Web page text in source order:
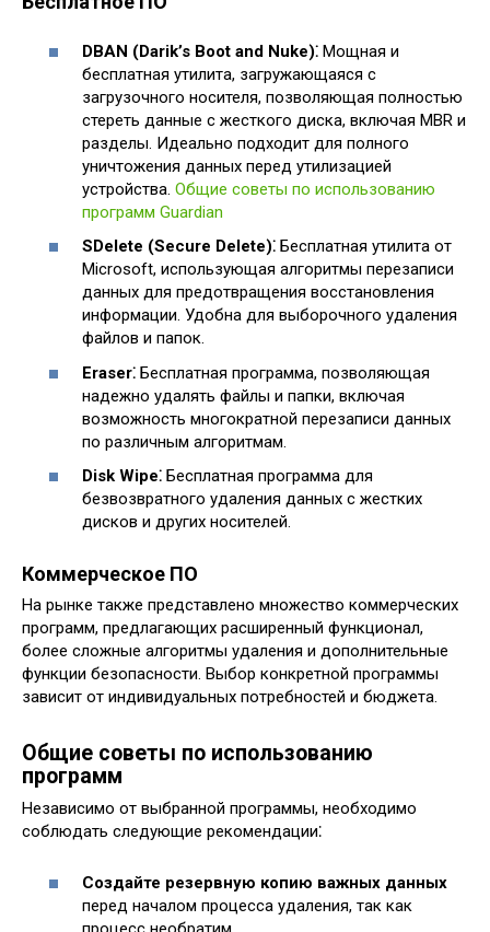
DBAN (Darik’s Boot and Nuke)⁚ Мощная и
бесплатная утилита, загружающаяся с
загрузочного носителя, позволяющая полностью
стереть данные с жесткого диска, включая MBR и
разделы. Идеально подходит для полного
уничтожения данных перед утилизацией
устройства. Общие советы по использованию
программ Guardian
SDelete (Secure Delete)⁚ Бесплатная утилита от
Microsoft, использующая алгоритмы перезаписи
данных для предотвращения восстановления
информации. Удобна для выборочного удаления
файлов и папок.
Eraser⁚ Бесплатная программа, позволяющая
надежно удалять файлы и папки, включая
возможность многократной перезаписи данных
по различным алгоритмам.
Disk Wipe⁚ Бесплатная программа для
безвозвратного удаления данных с жестких
дисков и других носителей.
Коммерческое ПО
На рынке также представлено множество коммерческих
программ, предлагающих расширенный функционал,
более сложные алгоритмы удаления и дополнительные
функции безопасности. Выбор конкретной программы
зависит от индивидуальных потребностей и бюджета.
Общие советы по использованию
программ
Независимо от выбранной программы, необходимо
соблюдать следующие рекомендации⁚
Создайте резервную копию важных данных
перед началом процесса удаления, так как